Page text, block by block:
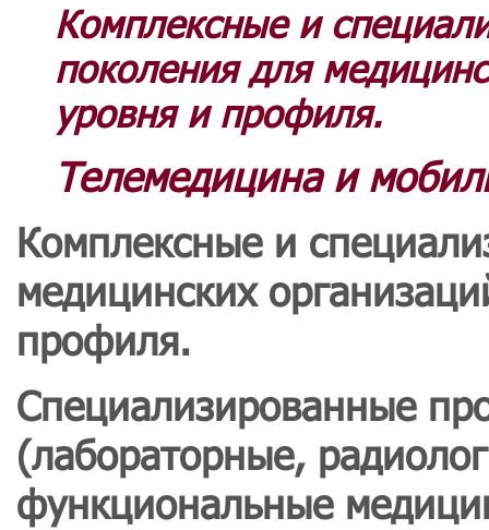
Комплексные и
поколения для
уровня и профиля.
Телемедицина и
Комплексные и
медицинских
профиля.
Специализированные
(лабораторные,
функциональные